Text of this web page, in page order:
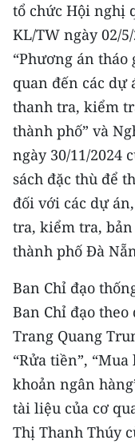
Media Văn hóa
Media Xã hội
Media Pháp luật
Media Du lịch
Media Thế giới
Media Thể thao
Media Giáo dục
Media Y tế
Media Khoa học -
Media Môi
Ảnh
Infographic
tổ chức Hội nghị
KL/TW ngày 02/
“Phương án
quan đến các dự
thanh tra, kiểm
thành phố” và
ngày 30/11/2024
sách đặc thù để
đối với các dự
tra, kiểm tra,
thành phố Đà
Ban Chỉ đạo
Ban Chỉ đạo
Trang Quang
“Rửa tiền”,
khoản ngân
tài liệu của cơ
Thị Thanh Thúy